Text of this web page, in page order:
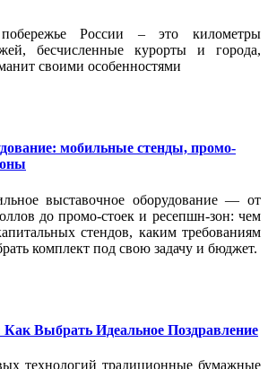
побережье России – это километры
бесчисленные курорты и города,
своими особенностями
мобильные стенды, промо-
выставочное оборудование — от
до промо-стоек и ресепшн-зон: чем
стендов, каким требованиям
комплект под свою задачу и бюджет.
Выбрать Идеальное Поздравление
технологий традиционные бумажные